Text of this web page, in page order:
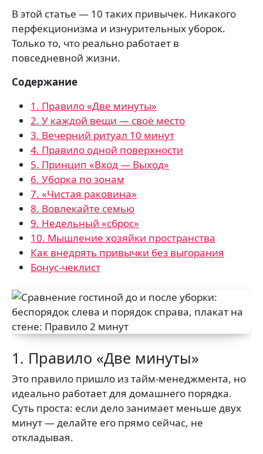
В этой статье — 10 таких привычек. Никакого
перфекционизма и изнурительных уборок.
Только то, что реально работает в
повседневной жизни.
Содержание
1. Правило «Две минуты»
2. У каждой вещи — своё место
3. Вечерний ритуал 10 минут
4. Правило одной поверхности
5. Принцип «Вход — Выход»
6. Уборка по зонам
7. «Чистая раковина»
8. Вовлекайте семью
9. Недельный «сброс»
10. Мышление хозяйки пространства
Как внедрять привычки без выгорания
Бонус-чеклист
1. Правило «Две минуты»
Это правило пришло из тайм-менеджмента, но
идеально работает для домашнего порядка.
Суть проста: если дело занимает меньше двух
минут — делайте его прямо сейчас, не
откладывая.